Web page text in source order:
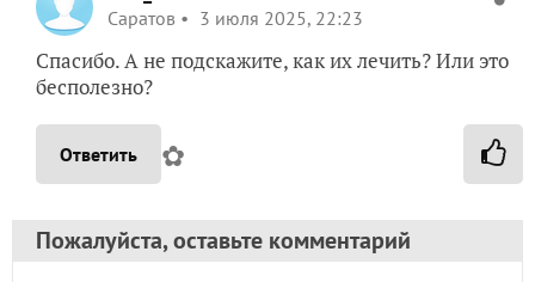
Саратов
3 июля 2025, 22:23
Спасибо. А не подскажите, как их лечить? Или это
бесполезно?
Ответить ✿
Пожалуйста, оставьте комментарий